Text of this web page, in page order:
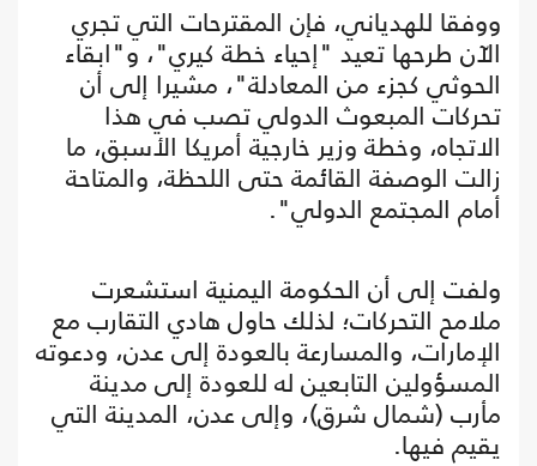
ووفقا للهدياني، فإن المقترحات التي تجري
الآن طرحها تعيد "إحياء خطة كيري"، و"ابقاء
الحوثي كجزء من المعادلة"، مشيرا إلى أن
تحركات المبعوث الدولي تصب في هذا
الاتجاه، وخطة وزير خارجية أمريكا الأسبق، ما
زالت الوصفة القائمة حتى اللحظة، والمتاحة
أمام المجتمع الدولي".
ولفت إلى أن الحكومة اليمنية استشعرت
ملامح التحركات؛ لذلك حاول هادي التقارب مع
الإمارات، والمسارعة بالعودة إلى عدن، ودعوته
المسؤولين التابعين له للعودة إلى مدينة
مأرب (شمال شرق)، وإلى عدن، المدينة التي
يقيم فيها.